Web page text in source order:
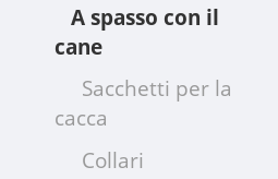
A spasso con il
cane
Sacchetti per la
cacca
Collari